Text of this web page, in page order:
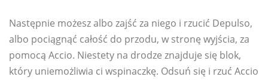
Następnie możesz albo zajść za niego i rzucić Depulso,
albo pociągnąć całość do przodu, w stronę wyjścia, za
pomocą Accio. Niestety na drodze znajduje się blok,
który uniemożliwia ci wspinaczkę. Odsuń się i rzuć Accio